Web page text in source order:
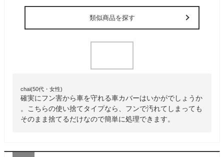
類似商品を探す
chai(50代・女性)
確実にフン害から車を守れる車カバーはいかがでしょうか
。こちらの使い捨てタイプなら、フンで汚れてしまっても
そのまま捨てるだけなので簡単に処理できます。